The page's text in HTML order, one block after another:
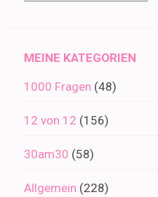
MEINE KATEGORIEN
1000 Fragen (48)
12 von 12 (156)
30am30 (58)
Allgemein (228)